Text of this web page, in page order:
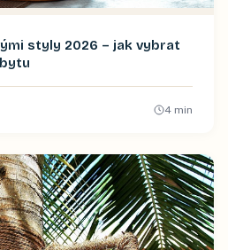
styly 2026 – jak vybrat
4 min